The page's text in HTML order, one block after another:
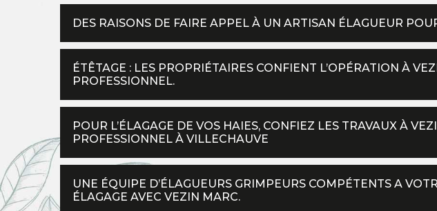
DES RAISONS DE FAIRE APPEL À UN ARTISAN ÉLAGUEUR
ÉTÊTAGE : LES PROPRIÉTAIRES CONFIENT L’OPÉRATION À
PROFESSIONNEL.
POUR L’ÉLAGAGE DE VOS HAIES, CONFIEZ LES TRAVAUX À
PROFESSIONNEL À VILLECHAUVE
UNE ÉQUIPE D’ÉLAGUEURS GRIMPEURS COMPÉTENTS A
ÉLAGAGE AVEC VEZIN MARC.